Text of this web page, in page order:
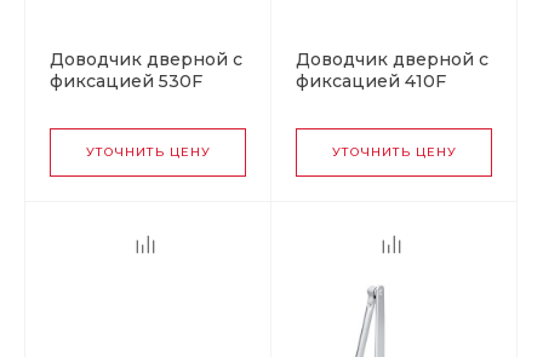
Доводчик дверной с
фиксацией 530F
до 90 кг коричневый
УТОЧНИТЬ ЦЕНУ
Доводчик дверной с
фиксацией 410F
кг белый
УТОЧНИТЬ ЦЕНУ